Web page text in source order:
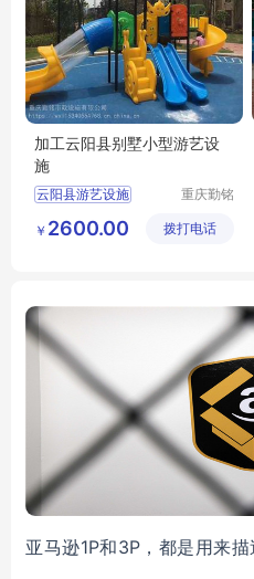
加工云阳县别墅小型游艺设
施
云阳县游艺设施
别墅游艺设施
重庆勤铭
有限公司
￥ 2600.00 拨打电话
亚马逊1P和3P，都是用来